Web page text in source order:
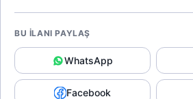
BU İLANI PAYLAŞ
WhatsApp
Facebook